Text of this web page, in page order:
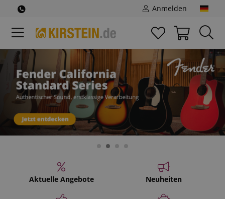
Anmelden
Aktuelle Angebote Neuheiten